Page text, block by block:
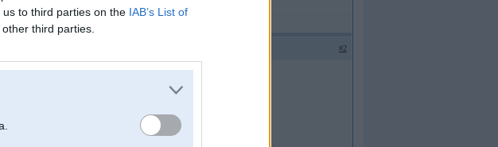
to third parties on the IAB’s List of
third parties.
#2